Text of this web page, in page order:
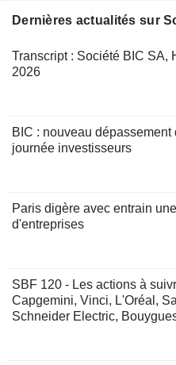
Dernières actualités sur
Transcript : Société BIC SA,
2026
BIC : nouveau dépassement
journée investisseurs
Paris digère avec entrain
d'entreprises
SBF 120 - Les actions à
Capgemini, Vinci, L'Oréal,
Schneider Electric,